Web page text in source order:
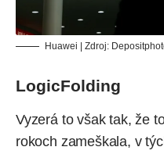
Huawei | Zdroj:
LogicFolding
Vyzerá to však tak, že
rokoch zameškala, v